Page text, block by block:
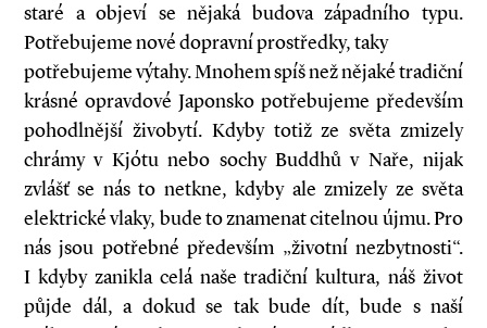
staré a objeví se nějaká budova západního typu.
Potřebujeme nové dopravní prostředky, taky
potřebujeme výtahy. Mnohem spíš než nějaké tradiční
krásné opravdové Japonsko potřebujeme především
pohodlnější živobytí. Kdyby totiž ze světa zmizely
chrámy v Kjótu nebo sochy Buddhů v Naře, nijak
zvlášť se nás to netkne, kdyby ale zmizely ze světa
elektrické vlaky, bude to znamenat citelnou újmu. Pro
nás jsou potřebné především „životní nezbytnosti“.
I kdyby zanikla celá naše tradiční kultura, náš život
půjde dál, a dokud se tak bude dít, bude s naší